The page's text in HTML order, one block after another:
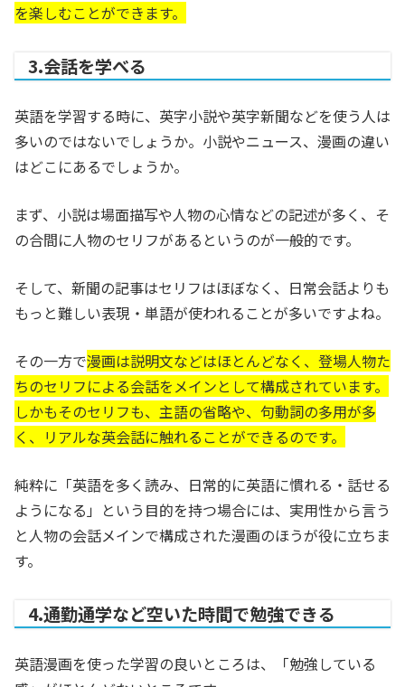
を楽しむことができます。
3.会話を学べる
英語を学習する時に、英字小説や英字新聞などを使う人は
多いのではないでしょうか。小説やニュース、漫画の違い
はどこにあるでしょうか。
まず、小説は場面描写や人物の心情などの記述が多く、そ
の合間に人物のセリフがあるというのが一般的です。
そして、新聞の記事はセリフはほぼなく、日常会話よりも
もっと難しい表現・単語が使われることが多いですよね。
その一方で漫画は説明文などはほとんどなく、登場人物た
ちのセリフによる会話をメインとして構成されています。
しかもそのセリフも、主語の省略や、句動詞の多用が多
く、リアルな英会話に触れることができるのです。
純粋に「英語を多く読み、日常的に英語に慣れる・話せる
ようになる」という目的を持つ場合には、実用性から言う
と人物の会話メインで構成された漫画のほうが役に立ちま
す。
4.通勤通学など空いた時間で勉強できる
英語漫画を使った学習の良いところは、「勉強している